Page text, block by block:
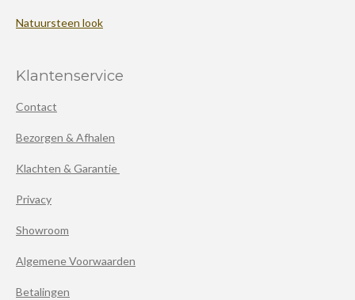
Natuursteen look
Klantenservice
Contact
Bezorgen & Afhalen
Klachten & Garantie
Privacy
Showroom
Algemene Voorwaarden
Betalingen